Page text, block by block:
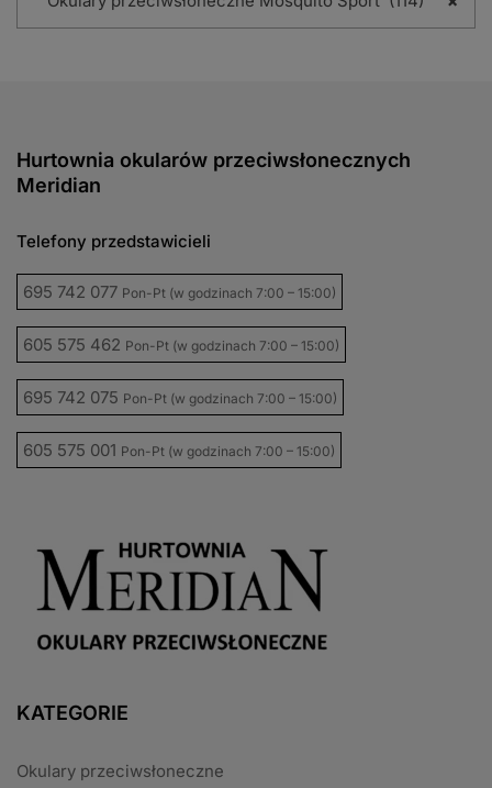
Hurtownia okularów przeciwsłonecznych
Meridian
Telefony przedstawicieli
695 742 077 Pon-Pt (w godzinach 7:00 – 15:00)
605 575 462 Pon-Pt (w godzinach 7:00 – 15:00)
695 742 075 Pon-Pt (w godzinach 7:00 – 15:00)
605 575 001 Pon-Pt (w godzinach 7:00 – 15:00)
KATEGORIE
Okulary przeciwsłoneczne